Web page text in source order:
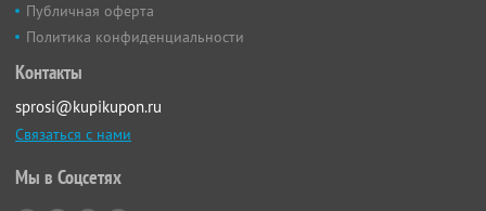
Публичная оферта
Политика конфиденциальности
Контакты
sprosi@kupikupon.ru
Связаться с нами
Мы в Соцсетях